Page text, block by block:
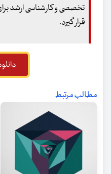
تخصصی و کارشناسی ارشد برای
قرار گیرد.
مطالب مرتبط